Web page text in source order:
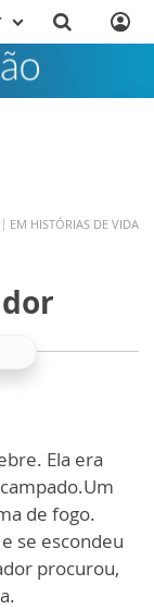
EM HISTÓRIAS DE VIDA
Ela era
de fogo.
se escondeu
procurou,